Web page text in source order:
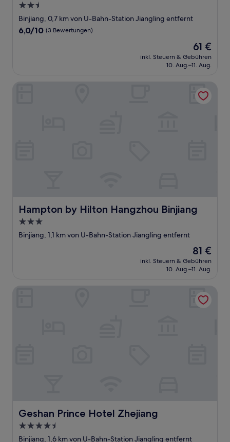
2.5-
Sterne-
Unterkunft
Binjiang, 0,7 km von U-Bahn-Station Jiangling entfernt
6.0
6,0/10 (3 Bewertungen)
Der
Preis
beträgt
61 €
inkl. Steuern & Gebühren
10. Aug.–11. Aug.
Hampton by Hilton Hangzhou Binjiang
Hampton by Hilton Hangzhou Binjiang
3.0-
Sterne-
Binjiang, 1,1 km von U-Bahn-Station Jiangling entfernt
Der
Preis
beträgt
81 €
inkl. Steuern & Gebühren
10. Aug.–11. Aug.
Geshan Prince Hotel Zhejiang
Geshan Prince Hotel Zhejiang
4.5-
Sterne-
Binjiang, 1,6 km von U-Bahn-Station Jiangling entfernt